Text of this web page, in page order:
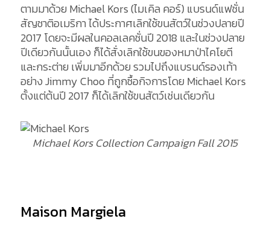
ตามมาด้วย Michael Kors (ไมเคิล คอร์) แบรนด์แฟชั่น
สัญชาติอเมริกา ได้ประกาศเลิกใช้ขนสัตว์ในช่วงปลายปี
2017 โดยจะมีผลในคอลเลคชั่นปี 2018 และในช่วงปลาย
ปีเดียวกันนั้นเอง ก็ได้สั่งเลิกใช้ขนของหมาป่าไคโยตี
และกระต่าย เพิ่มมาอีกด้วย รวมไปถึงแบรนด์รองเท้า
อย่าง Jimmy Choo ที่ถูกซื้อกิจการโดย Michael Kors
ตั้งแต่ต้นปี 2017 ก็ได้เลิกใช้ขนสัตว์เช่นเดียวกัน
Michael Kors Collection Campaign Fall 2015
Maison Margiela